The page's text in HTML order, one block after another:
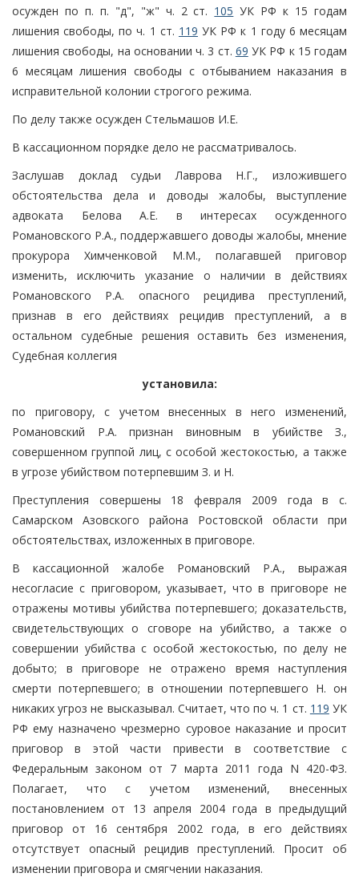
осужден по п. п. "д", "ж" ч. 2 ст. 105 УК РФ к 15 годам
лишения свободы, по ч. 1 ст. 119 УК РФ к 1 году 6 месяцам
лишения свободы, на основании ч. 3 ст. 69 УК РФ к 15 годам
6 месяцам лишения свободы с отбыванием наказания в
исправительной колонии строгого режима.
По делу также осужден Стельмашов И.Е.
В кассационном порядке дело не рассматривалось.
Заслушав доклад судьи Лаврова Н.Г., изложившего
обстоятельства дела и доводы жалобы, выступление
адвоката Белова А.Е. в интересах осужденного
Романовского Р.А., поддержавшего доводы жалобы, мнение
прокурора Химченковой М.М., полагавшей приговор
изменить, исключить указание о наличии в действиях
Романовского Р.А. опасного рецидива преступлений,
признав в его действиях рецидив преступлений, а в
остальном судебные решения оставить без изменения,
Судебная коллегия
установила:
по приговору, с учетом внесенных в него изменений,
Романовский Р.А. признан виновным в убийстве З.,
совершенном группой лиц, с особой жестокостью, а также
в угрозе убийством потерпевшим З. и Н.
Преступления совершены 18 февраля 2009 года в с.
Самарском Азовского района Ростовской области при
обстоятельствах, изложенных в приговоре.
В кассационной жалобе Романовский Р.А., выражая
несогласие с приговором, указывает, что в приговоре не
отражены мотивы убийства потерпевшего; доказательств,
свидетельствующих о сговоре на убийство, а также о
совершении убийства с особой жестокостью, по делу не
добыто; в приговоре не отражено время наступления
смерти потерпевшего; в отношении потерпевшего Н. он
никаких угроз не высказывал. Считает, что по ч. 1 ст. 119 УК
РФ ему назначено чрезмерно суровое наказание и просит
приговор в этой части привести в соответствие с
Федеральным законом от 7 марта 2011 года N 420-ФЗ.
Полагает, что с учетом изменений, внесенных
постановлением от 13 апреля 2004 года в предыдущий
приговор от 16 сентября 2002 года, в его действиях
отсутствует опасный рецидив преступлений. Просит об
изменении приговора и смягчении наказания.